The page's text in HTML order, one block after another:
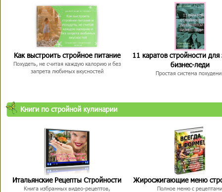
Как выстроить стройное питание
Похудеть, не считая каждую калорию и без
запрета любимых вкусностей
11 каратов стройности для
бизнес-леди
Простая система
Книги по стройной кулинарии
Итальянские Рецепты Стройности
Книга избранных видео-рецептов,
Жиросжигающие меню
Полное меню с рецептами